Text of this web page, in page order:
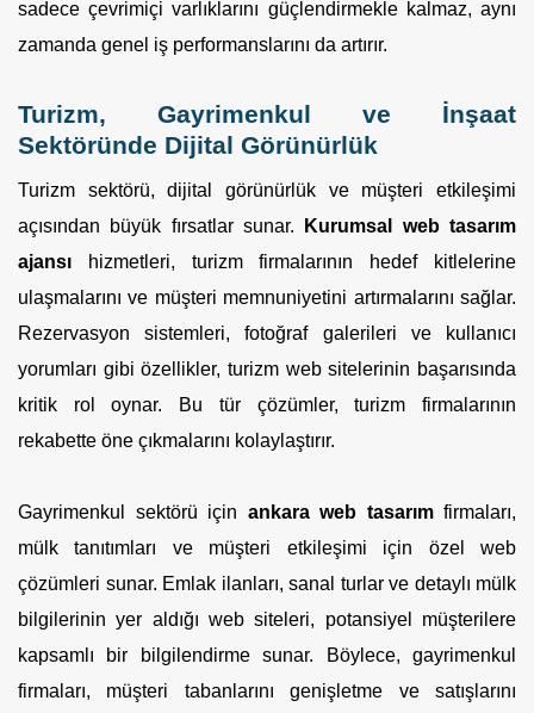
sadece çevrimiçi varlıklarını güçlendirmekle kalmaz, aynı
zamanda genel iş performanslarını da artırır.
Turizm, Gayrimenkul ve İnşaat
Sektöründe Dijital Görünürlük
Turizm sektörü, dijital görünürlük ve müşteri etkileşimi
açısından büyük fırsatlar sunar.
Kurumsal web tasarım
ajansı hizmetleri, turizm firmalarının hedef kitlelerine
ulaşmalarını ve müşteri memnuniyetini artırmalarını sağlar.
Rezervasyon sistemleri, fotoğraf galerileri ve kullanıcı
yorumları gibi özellikler, turizm web sitelerinin başarısında
kritik rol oynar. Bu tür çözümler, turizm firmalarının
rekabette öne çıkmalarını kolaylaştırır.
Gayrimenkul sektörü için ankara web tasarımfirmaları,
mülk tanıtımları ve müşteri etkileşimi için özel web
çözümleri sunar. Emlak ilanları, sanal turlar ve detaylı mülk
bilgilerinin yer aldığı web siteleri, potansiyel müşterilere
kapsamlı bir bilgilendirme sunar. Böylece, gayrimenkul
firmaları, müşteri tabanlarını genişletme ve satışlarını